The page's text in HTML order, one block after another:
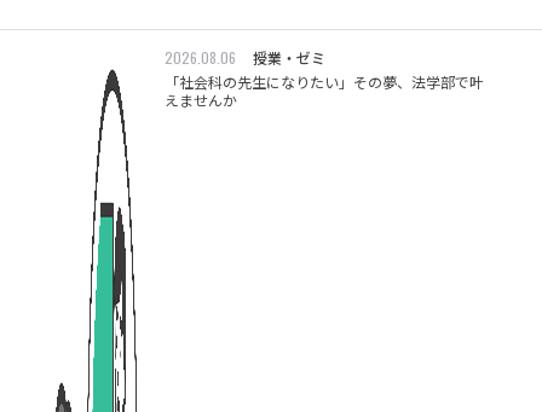
2026.08.06
授業・ゼミ
「社会科の先生になりたい」その夢、法学部で叶
えませんか